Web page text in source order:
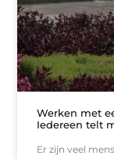
Werken met
Iedereen telt
Er zijn veel